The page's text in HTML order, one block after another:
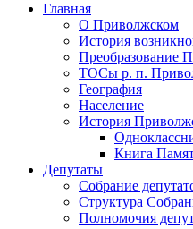
Главная
О Приволжском
История
Преобразование
ТОСы р. п.
География
Население
История
Книга
Депутаты
Собрание
Структура
Полномочия